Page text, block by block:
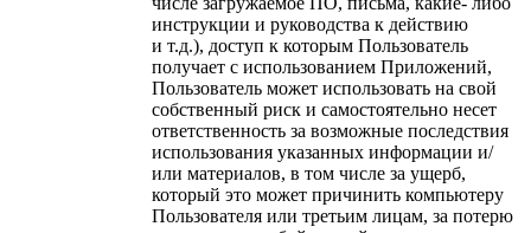
инструкции и руководства к действию
и т.д.), доступ к которым Пользователь
получает с использованием Приложений,
Пользователь может использовать на свой
собственный риск и самостоятельно несет
ответственность за возможные последствия
использования указанных информации и/
или материалов, в том числе за ущерб,
который это может причинить компьютеру
Пользователя или третьим лицам, за потерю